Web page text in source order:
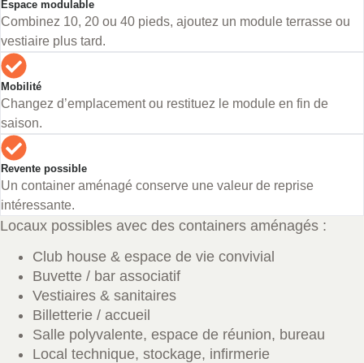
Espace modulable
Combinez 10, 20 ou 40 pieds, ajoutez un module terrasse ou
vestiaire plus tard.
Mobilité
Changez d’emplacement ou restituez le module en fin de
saison.
Revente possible
Un container aménagé conserve une valeur de reprise
intéressante.
Locaux possibles avec des containers aménagés :
Club house & espace de vie convivial
Buvette / bar associatif
Vestiaires & sanitaires
Billetterie / accueil
Salle polyvalente, espace de réunion, bureau
Local technique, stockage, infirmerie